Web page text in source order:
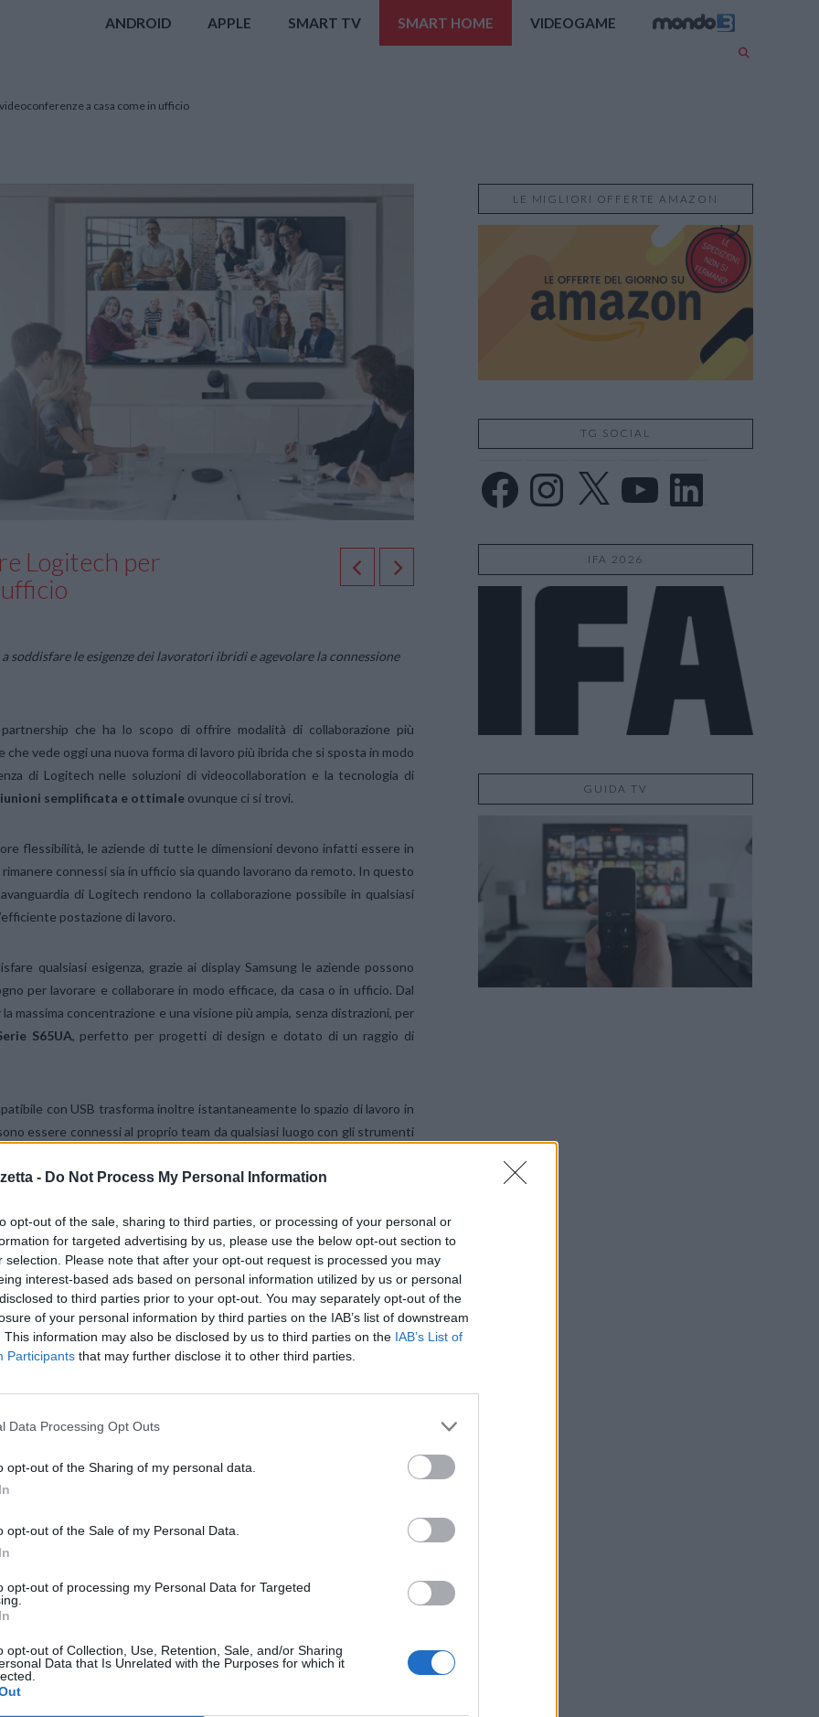
- Do Not Process My Personal Information
opt-out of the sale, sharing to third parties, or processing of your personal or
for targeted advertising by us, please use the below opt-out section to
selection. Please note that after your opt-out request is processed you may
interest-based ads based on personal information utilized by us or personal
to third parties prior to your opt-out. You may separately opt-out of the
of your personal information by third parties on the IAB’s list of downstream
This information may also be disclosed by us to third parties on the IAB’s List of
Participants that may further disclose it to other third parties.
Data Processing Opt Outs
opt-out of the Sharing of my personal data.
opt-out of the Sale of my Personal Data.
opt-out of processing my Personal Data for Targeted
opt-out of Collection, Use, Retention, Sale, and/or Sharing
Data that Is Unrelated with the Purposes for which it
ANDROID APPLE SMART TV SMART HOME VIDEOGAME
a casa come in ufficio
Logitech per
soddisfare le esigenze dei lavoratori ibridi e agevolare la connessione
che ha lo scopo di offrire modalità di collaborazione più
vede oggi una nuova forma di lavoro più ibrida che si sposta in modo
di Logitech nelle soluzioni di videocollaboration e la tecnologia di
semplificata e ottimale ovunque ci si trovi.
flessibilità, le aziende di tutte le dimensioni devono infatti essere in
connessi sia in ufficio sia quando lavorano da remoto. In questo
di Logitech rendono la collaborazione possibile in qualsiasi
postazione di lavoro.
qualsiasi esigenza, grazie ai display Samsung le aziende possono
per lavorare e collaborare in modo efficace, da casa o in ufficio. Dal
massima concentrazione e una visione più ampia, senza distrazioni, per
S65UA, perfetto per progetti di design e dotato di un raggio di
con USB trasforma inoltre istantaneamente lo spazio di lavoro in
essere connessi al proprio team da qualsiasi luogo con gli strumenti
per conferire un aspetto professionale con qualsiasi tipo di
con una larghezza di banda ridotta; infine, laC930eper riunioni di
di 90° (ideale per includere più partecipanti se disposti in
HD, messa a fuoco automatica, panoramica, inclinazione e uno
bianche.
di Samsung e Logitech, dotate di compatibilità plug and play e
leader del settore Microsoft Teams, Zoom e Google Meet. In questo
ottimale per qualsiasi sala riunioni indipendentemente dalle
ed efficaci, come ilDisplay Professionale serie QET
con formidabili contenuti in UHD, facilissimi da gestire grazie alle
, che grazie alla sua risoluzione 4K ad altissima definizione crea immagini
prima. La
nelle sale riunioni grazie a video di qualità cinematografica, colori
dell’intelligenza artificiale per il rilevamento delle figure umane e
e mantenendo sempre a fuoco i partecipanti.
Mastodon Telegram WhatsApp
LE MIGLIORI OFFERTE AMAZON
TG SOCIAL
Facebook Instagram YouTube LinkedIn
IFA 2026
GUIDA TV